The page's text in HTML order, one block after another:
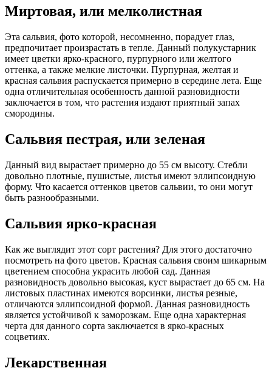
Миртовая, или мелколистная
Эта сальвия, фото которой, несомненно, порадует глаз,
предпочитает произрастать в тепле. Данный полукустарник
имеет цветки ярко-красного, пурпурного или желтого
оттенка, а также мелкие листочки. Пурпурная, желтая и
красная сальвия распускается примерно в середине лета. Еще
одна отличительная особенность данной разновидности
заключается в том, что растения издают приятный запах
смородины.
Сальвия пестрая, или зеленая
Данный вид вырастает примерно до 55 см высоту. Стебли
довольно плотные, пушистые, листья имеют эллипсоидную
форму. Что касается оттенков цветов сальвии, то они могут
быть разнообразными.
Сальвия ярко-красная
Как же выглядит этот сорт растения? Для этого достаточно
посмотреть на фото цветов. Красная сальвия своим шикарным
цветением способна украсить любой сад. Данная
разновидность довольно высокая, куст вырастает до 65 см. На
листовых пластинах имеются ворсинки, листья резные,
отличаются эллипсоидной формой. Данная разновидность
является устойчивой к заморозкам. Еще одна характерная
черта для данного сорта заключается в ярко-красных
соцветиях.
Лекарственная